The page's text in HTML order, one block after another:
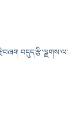
བདུད་རྩི་ལྗགས་ལ་